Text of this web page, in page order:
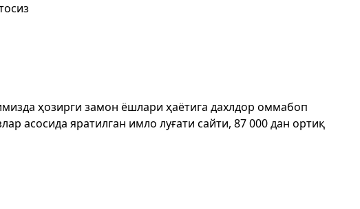
ҳозирги замон ёшлари ҳаётига дахлдор оммабоп
асосида яратилган имло луғати сайти, 87 000 дан ортиқ